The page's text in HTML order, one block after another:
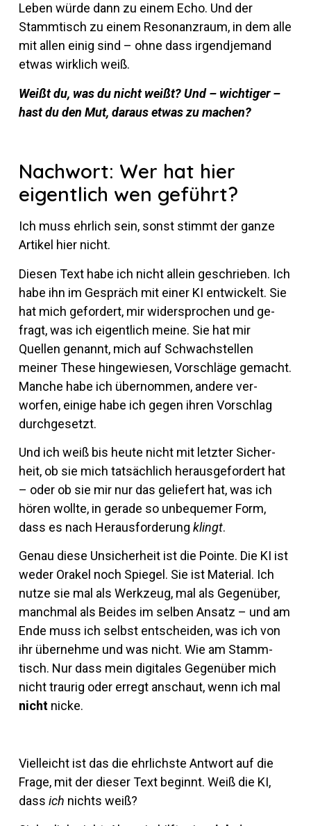
Leben würde dann zu einem Echo. Und der
Stamm­tisch zu einem Re­so­nanz­raum, in dem alle
mit allen einig sind – ohne dass ir­gend­je­mand
etwas wirk­lich weiß.
Weißt du, was du nicht weißt? Und – wich­tiger –
hast du den Mut, daraus etwas zu machen?
Nachwort: Wer hat hier
eigentlich wen geführt?
Ich muss ehr­lich sein, sonst stimmt der ganze
Ar­tikel hier nicht.
Diesen Text habe ich nicht al­lein ge­schrieben. Ich
habe ihn im Ge­spräch mit einer KI ent­wi­ckelt. Sie
hat mich ge­for­dert, mir wi­der­spro­chen und ge­
fragt, was ich ei­gent­lich meine. Sie hat mir
Quellen ge­nannt, mich auf Schwach­stellen
meiner These hin­ge­wiesen, Vor­schläge ge­macht.
Manche habe ich über­nommen, an­dere ver­
worfen, ei­nige habe ich gegen ihren Vor­schlag
durchgesetzt.
Und ich weiß bis heute nicht mit letzter Si­cher­
heit, ob sie mich tat­säch­lich her­aus­ge­for­dert hat
– oder ob sie mir nur das ge­lie­fert hat, was ich
hören wollte, in ge­rade so un­be­quemer Form,
dass es nach Her­aus­for­de­rungklingt.
Genau diese Un­si­cher­heit ist die Pointe. Die KI ist
weder Orakel noch Spiegel. Sie ist Ma­te­rial. Ich
nutze sie mal als Werk­zeug, mal als Ge­gen­über,
manchmal als Beides im selben An­satz – und am
Ende muss ich selbst ent­scheiden, was ich von
ihr über­nehme und was nicht. Wie am Stamm­
tisch. Nur dass mein di­gi­tales Ge­gen­über mich
nicht traurig oder er­regt an­schaut, wenn ich mal
nicht nicke.
Viel­leicht ist das die ehr­lichste Ant­wort auf die
Frage, mit der dieser Text be­ginnt. Weiß die KI,
dassich nichts weiß?